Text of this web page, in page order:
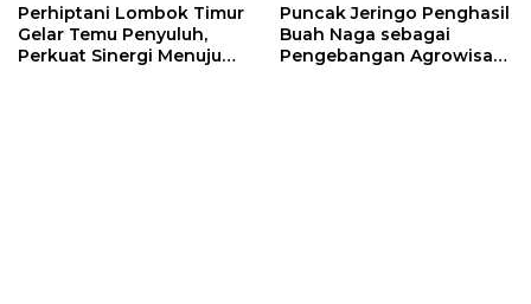
Perhiptani Lombok Timur
Gelar Temu Penyuluh,
Perkuat Sinergi Menuju
Puncak Jeringo Penghasil
Buah Naga sebagai
Pengebangan Agrowisata